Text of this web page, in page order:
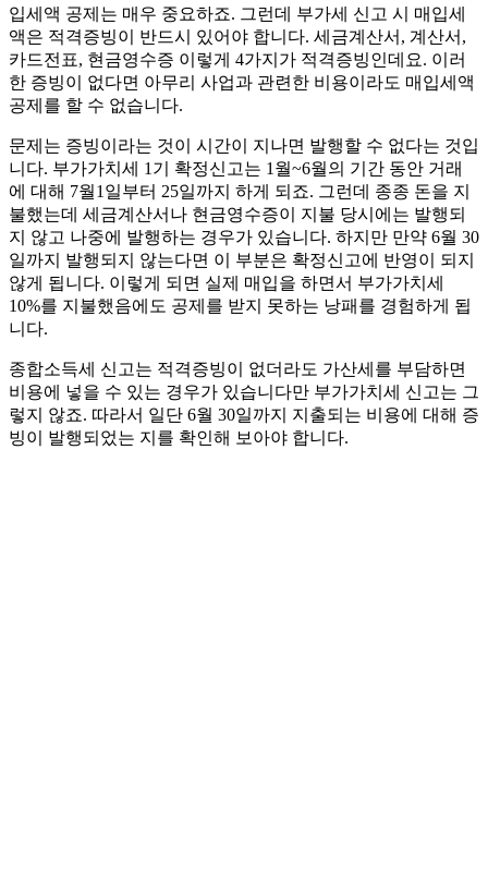
입세액 공제는 매우 중요하죠. 그런데 부가세 신고 시 매입세
액은 적격증빙이 반드시 있어야 합니다. 세금계산서, 계산서,
카드전표, 현금영수증 이렇게 4가지가 적격증빙인데요. 이러
한 증빙이 없다면 아무리 사업과 관련한 비용이라도 매입세액
공제를 할 수 없습니다.
문제는 증빙이라는 것이 시간이 지나면 발행할 수 없다는 것입
니다. 부가가치세 1기 확정신고는 1월~6월의 기간 동안 거래
에 대해 7월1일부터 25일까지 하게 되죠. 그런데 종종 돈을 지
불했는데 세금계산서나 현금영수증이 지불 당시에는 발행되
지 않고 나중에 발행하는 경우가 있습니다. 하지만 만약 6월 30
일까지 발행되지 않는다면 이 부분은 확정신고에 반영이 되지
않게 됩니다. 이렇게 되면 실제 매입을 하면서 부가가치세
10%를 지불했음에도 공제를 받지 못하는 낭패를 경험하게 됩
니다.
종합소득세 신고는 적격증빙이 없더라도 가산세를 부담하면
비용에 넣을 수 있는 경우가 있습니다만 부가가치세 신고는 그
렇지 않죠. 따라서 일단 6월 30일까지 지출되는 비용에 대해 증
빙이 발행되었는 지를 확인해 보아야 합니다.